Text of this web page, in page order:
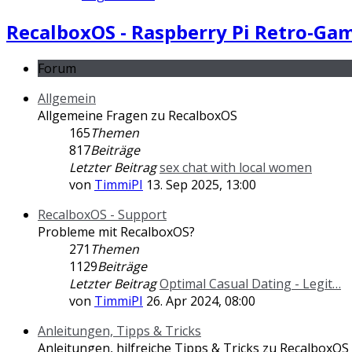
RecalboxOS - Raspberry Pi Retro-
Forum
Allgemein
Allgemeine Fragen zu RecalboxOS
165Themen
817Beiträge
Letzter Beitragsex chat with local women
von TimmiPI 13. Sep 2025, 13:00
RecalboxOS - Support
Probleme mit RecalboxOS?
271 Themen
1129Beiträge
Letzter BeitragOptimal Сasual Dating - Legit…
von TimmiPI 26. Apr 2024, 08:00
Anleitungen, Tipps & Tricks
Anleitungen, hilfreiche Tipps & Tricks zu RecalboxOS